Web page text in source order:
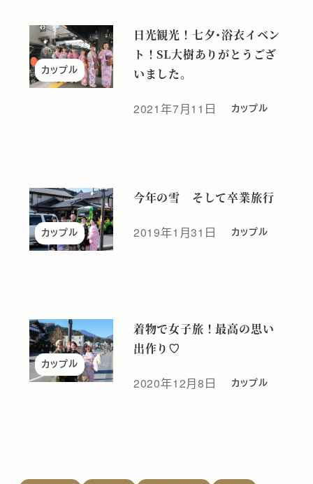
カップル
日光観光！七夕･浴衣イベン
ト！SL大樹ありがとうござ
いました。
投稿日
2021年7月11日 カップル
カップル
今年の雪 そして卒業旅行
投稿日
2019年1月31日 カップル
カップル
着物で女子旅！最高の思い
出作り♡
投稿日
2020年12月8日 カップル